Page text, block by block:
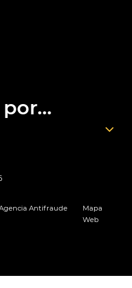
Antifraude
Mapa
Web